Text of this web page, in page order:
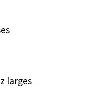
larges